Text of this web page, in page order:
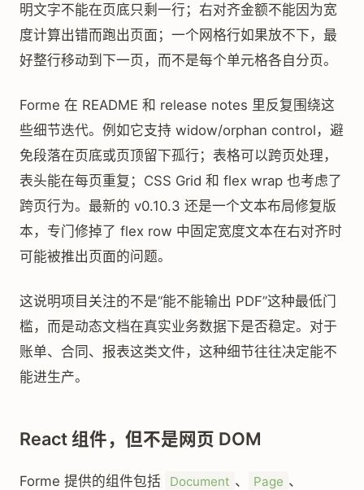
明文字不能在页底只剩一行；右对齐金额不能因为宽
度计算出错而跑出页面；一个网格行如果放不下，最
好整行移动到下一页，而不是每个单元格各自分页。
Forme 在 README 和 release notes 里反复围绕这
些细节迭代。例如它支持 widow/orphan control，避
免段落在页底或页顶留下孤行；表格可以跨页处理，
表头能在每页重复；CSS Grid 和 flex wrap 也考虑了
跨页行为。最新的 v0.10.3 还是一个文本布局修复版
本，专门修掉了 flex row 中固定宽度文本在右对齐时
可能被推出页面的问题。
这说明项目关注的不是“能不能输出 PDF”这种最低门
槛，而是动态文档在真实业务数据下是否稳定。对于
账单、合同、报表这类文件，这种细节往往决定能不
能进生产。
React 组件，但不是网页 DOM
Forme 提供的组件包括 Document 、 Page 、